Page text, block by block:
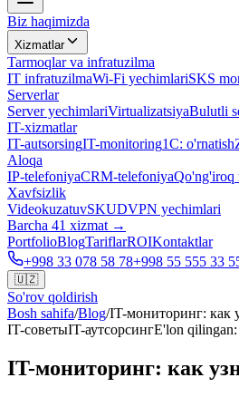
Biz haqimizda
Xizmatlar
Tarmoqlar va infratuzilma
IT infratuzilmaWi-Fi yechimlariSKS
Serverlar
Server yechimlariVirtualizatsiyaBulutli
IT-xizmatlar
IT-autsorsingIT-monitoring1C: o'rnatish
Aloqa
IP-telefoniyaCRM-telefoniyaQo'ng'iroq
Xavfsizlik
VideokuzatuvSKUDVPN yechimlari
Barcha 41 xizmat →
PortfolioBlogTariflarROIKontaktlar
+998 33 078 58 78+998 55 555 33
🇺🇿
So'rov qoldirish
Bosh sahifa/Blog/IT-мониторинг: как
IT-советыIT-аутсорсингE'lon qilingan:
IT-мониторинг: как